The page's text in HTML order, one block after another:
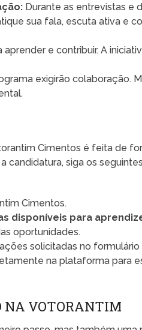
Durante as entrevistas e
sua fala, escuta ativa e
e contribuir. A
exigirão colaboração.
Cimentos é feita de
candidatura, siga os
Cimentos.
disponíveis para
oportunidades.
solicitadas no formulário
na plataforma para
NA VOTORANTIM